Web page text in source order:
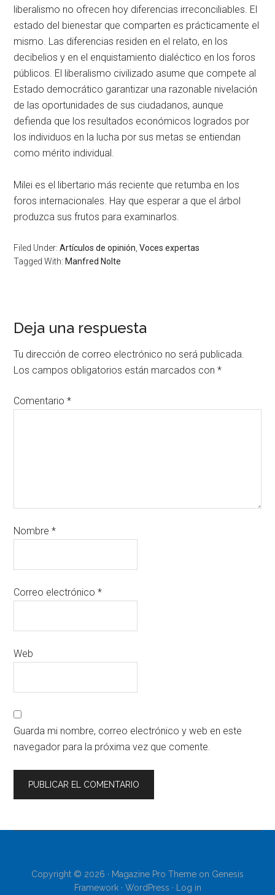
liberalismo no ofrecen hoy diferencias irreconciliables. El
estado del bienestar que comparten es prácticamente el
mismo. Las diferencias residen en el relato, en los
decibelios y en el enquistamiento dialéctico en los foros
públicos. El liberalismo civilizado asume que compete al
Estado democrático garantizar una razonable nivelación
de las oportunidades de sus ciudadanos, aunque
defienda que los resultados económicos logrados por
los individuos en la lucha por sus metas se entiendan
como mérito individual.
Milei es el libertario más reciente que retumba en los
foros internacionales. Hay que esperar a que el árbol
produzca sus frutos para examinarlos.
Filed Under:Artículos de opinión ,Voces expertas
Tagged With: Manfred Nolte
Deja una respuesta
Tu dirección de correo electrónico no será publicada.
Los campos obligatorios están marcados con*
Comentario*
Nombre*
Correo electrónico*
Web
Guarda mi nombre, correo electrónico y web en este
navegador para la próxima vez que comente.
Copyright © 2026 · Magazine Pro Theme on Genesis
Framework· WordPress · Log in